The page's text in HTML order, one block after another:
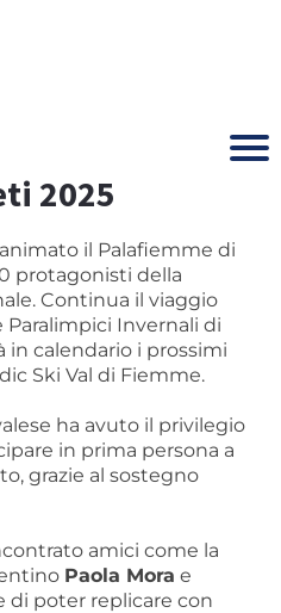
2025
il Palafiemme di
protagonisti della
Continua il viaggio
Paralimpici Invernali di
in calendario i prossimi
Ski Val di Fiemme.
ha avuto il privilegio
in prima persona a
grazie al sostegno
amici come la
Paola Mora e
di poter replicare con